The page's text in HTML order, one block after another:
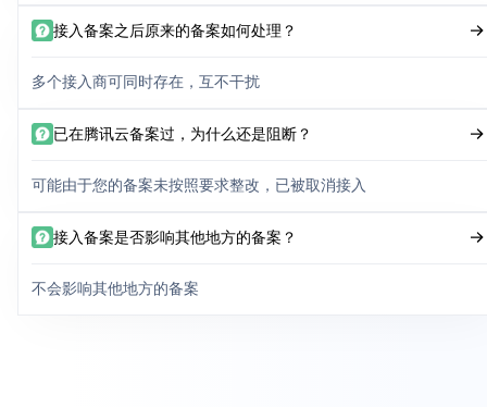
接入备案之后原来的备案如何处理？
多个接入商可同时存在，互不干扰
已在腾讯云备案过，为什么还是阻断？
可能由于您的备案未按照要求整改，已被取消接入
接入备案是否影响其他地方的备案？
不会影响其他地方的备案